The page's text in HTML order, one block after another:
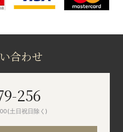
合わせ
256
土日祝日除く)